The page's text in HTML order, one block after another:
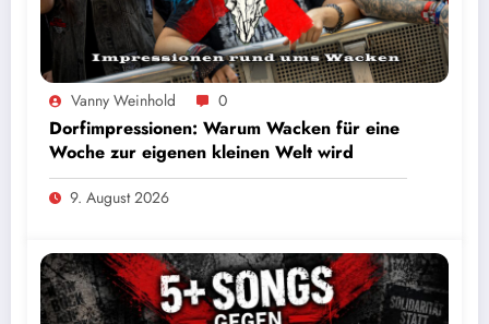
Vanny Weinhold 0
Dorfimpressionen: Warum Wacken für eine
Woche zur eigenen kleinen Welt wird
9. August 2026